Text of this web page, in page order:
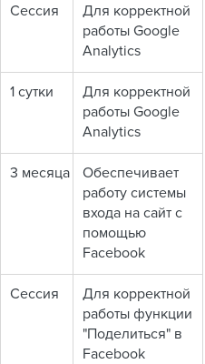
Сессия
Для корректной
работы Google
Analytics
1 сутки
Для корректной
работы Google
Analytics
3 месяца
Обеспечивает
работу системы
входа на сайт с
помощью
Facebook
Сессия
Для корректной
работы функции
"Поделиться" в
Facebook